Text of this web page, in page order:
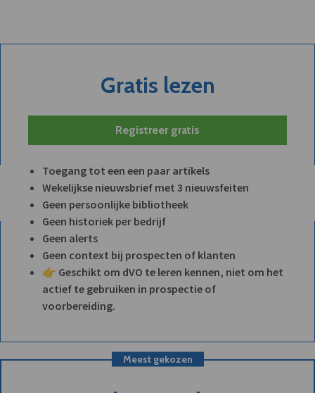
Gratis lezen
Registreer gratis
Toegang tot een een paar artikels
Wekelijkse nieuwsbrief met 3 nieuwsfeiten
Geen persoonlijke bibliotheek
Geen historiek per bedrijf
Geen alerts
Geen context bij prospecten of klanten
👉 Geschikt om dVO te leren kennen, niet om het
actief te gebruiken in prospectie of
voorbereiding.
Meest gekozen